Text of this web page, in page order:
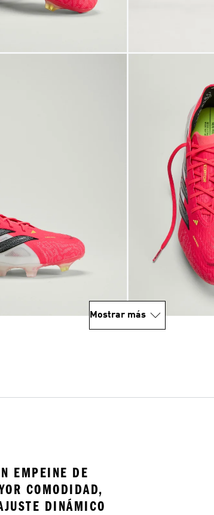
Mostrar más
EMPEINE DE
COMODIDAD,
DINÁMICO